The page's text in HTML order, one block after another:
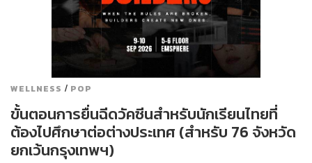
WELLNESS / POP
ขั้นตอนการยื่นฉีดวัคซีนสำหรับนักเรียนไทยที่
ต้องไปศึกษาต่อต่างประเทศ (สำหรับ 76 จังหวัด
ยกเว้นกรุงเทพฯ)